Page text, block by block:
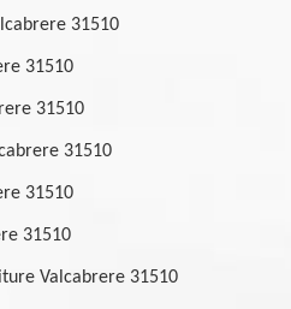
31510
31510
31510
31510
31510
31510
Valcabrere 31510